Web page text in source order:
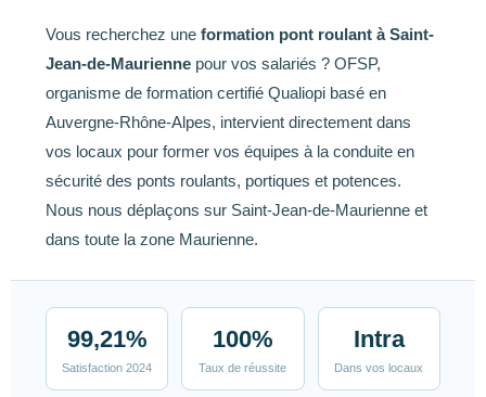
Vous recherchez une formation pont roulant à Saint-
Jean-de-Maurienne pour vos salariés ? OFSP,
organisme de formation certifié Qualiopi basé en
Auvergne-Rhône-Alpes, intervient directement dans
vos locaux pour former vos équipes à la conduite en
sécurité des ponts roulants, portiques et potences.
Nous nous déplaçons sur Saint-Jean-de-Maurienne et
dans toute la zone Maurienne.
99,21%
Satisfaction 2024
100%
Taux de réussite
Intra
Dans vos locaux